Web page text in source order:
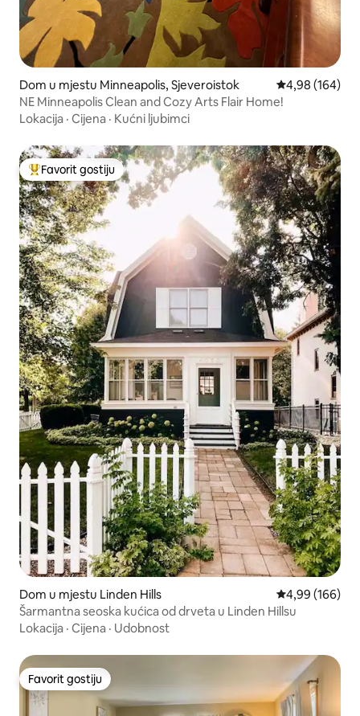
Dom u mjestu Minneapolis, Sjeveroistok Prosječna
4,98 (164)
NE Minneapolis Clean and Cozy Arts Flair Home!
Lokacija · Cijena · Kućni ljubimci
Glavni favorit gostiju
Favorit gostiju
Dom u mjestu Linden Hills Prosječna
4,99 (166)
Šarmantna seoska kućica od drveta u Linden Hillsu
Lokacija · Cijena · Udobnost
Favorit gostiju
Favorit gostiju